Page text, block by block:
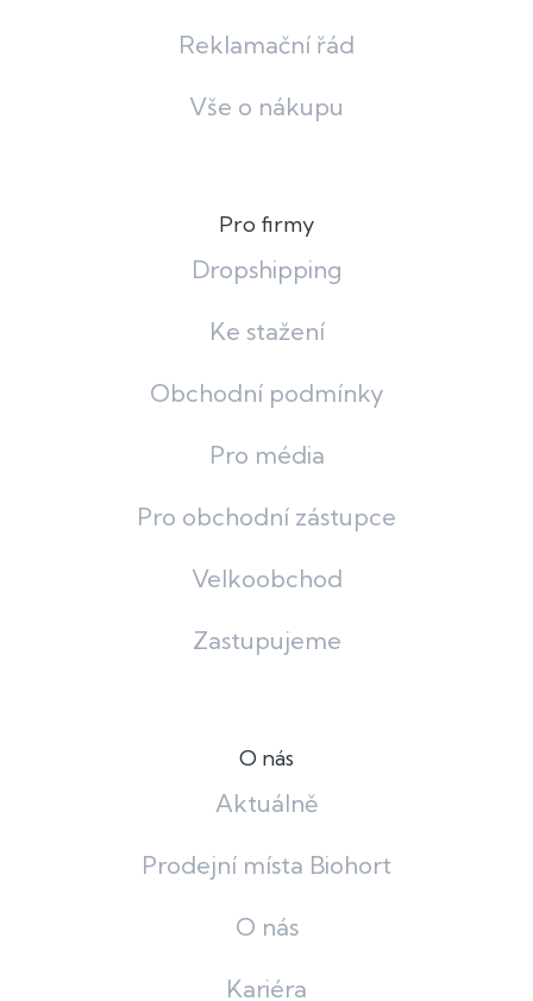
Reklamační řád
Vše o nákupu
Pro firmy
Dropshipping
Ke stažení
Obchodní podmínky
Pro média
Pro obchodní zástupce
Velkoobchod
Zastupujeme
O nás
Aktuálně
Prodejní místa Biohort
O nás
Kariéra